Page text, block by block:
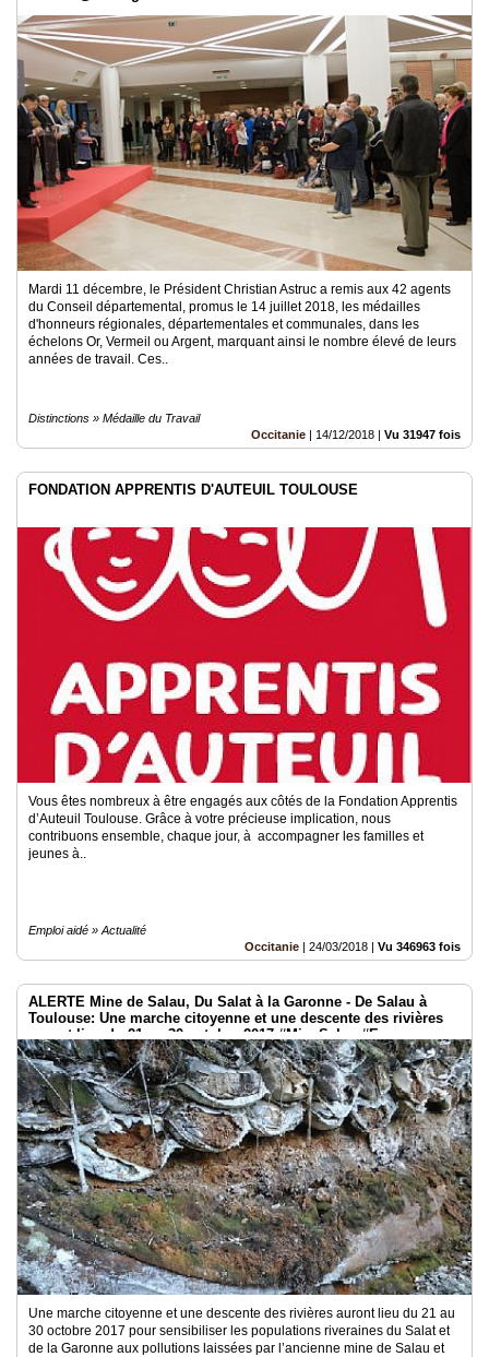
Mardi 11 décembre, le Président Christian Astruc a remis aux 42 agents
du Conseil départemental, promus le 14 juillet 2018, les médailles
d'honneurs régionales, départementales et communales, dans les
échelons Or, Vermeil ou Argent, marquant ainsi le nombre élevé de leurs
années de travail. Ces..
Distinctions » Médaille du Travail
Occitanie | 14/12/2018 | Vu 31947 fois
FONDATION APPRENTIS D'AUTEUIL TOULOUSE
Vous êtes nombreux à être engagés aux côtés de la Fondation Apprentis
d’Auteuil Toulouse. Grâce à votre précieuse implication, nous
contribuons ensemble, chaque jour, à accompagner les familles et
jeunes à..
Emploi aidé » Actualité
Occitanie | 24/03/2018 | Vu 346963 fois
ALERTE Mine de Salau, Du Salat à la Garonne - De Salau à
Toulouse: Une marche citoyenne et une descente des rivières
auront lieu du 21 au 30 octobre 2017 #MineSalau #Eau
Une marche citoyenne et une descente des rivières auront lieu du 21 au
30 octobre 2017 pour sensibiliser les populations riveraines du Salat et
de la Garonne aux pollutions laissées par l’ancienne mine de Salau et